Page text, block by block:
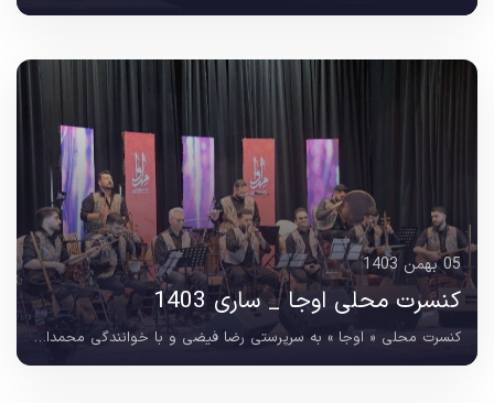
05 بهمن 1403
کنسرت محلی اوجا _ ساری 1403
کنسرت محلی « اوجا » به سرپرستی رضا فیضی و با خوانندگی محمدابراهیم عالمی و میثم شیخ نژاد ، در تاریخ 4 بهمن ماه 1403در سالن سلمان هراتی اداره کل فرهنگ و ارشاد استان...